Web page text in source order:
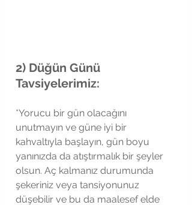
2) Düğün Günü
Tavsiyelerimiz:
*Yorucu bir gün olacağını
unutmayın ve güne iyi bir
kahvaltıyla başlayın, gün boyu
yanınızda da atıştırmalık bir şeyler
olsun. Aç kalmanız durumunda
şekeriniz veya tansiyonunuz
düşebilir ve bu da maalesef elde